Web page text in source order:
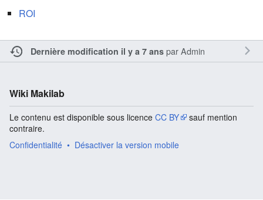
ROI
Dernière modification il y a 7 ansparAdmin
Wiki Makilab
Le contenu est disponible sous licence CC BY
sauf mention
contraire.
Confidentialité
Désactiver la version mobile